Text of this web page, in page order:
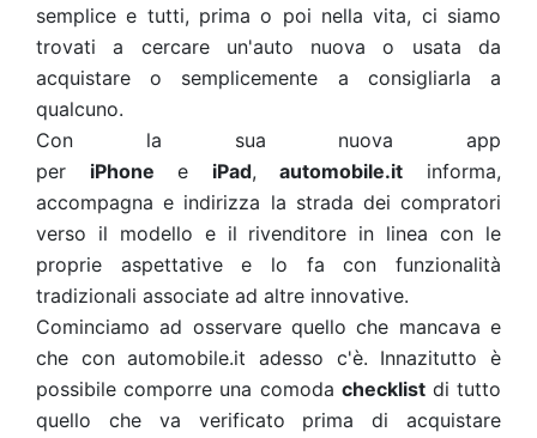
semplice e tutti, prima o poi nella vita, ci siamo
trovati a cercare un'auto nuova o usata da
acquistare o semplicemente a consigliarla a
qualcuno.
Con la sua nuova app
per iPhone e iPad,automobile.it informa,
accompagna e indirizza la strada dei compratori
verso il modello e il rivenditore in linea con le
proprie aspettative e lo fa con funzionalità
tradizionali associate ad altre innovative.
Cominciamo ad osservare quello che mancava e
che con automobile.it adesso c'è. Innazitutto è
possibile comporre una comoda checklistdi tutto
quello che va verificato prima di acquistare